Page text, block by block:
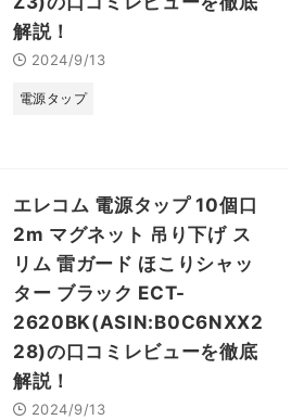
解説！
2024/9/13
電源タップ
エレコム 電源タップ 10個口
2m マグネット 吊り下げ ス
リム 雷ガード ほこりシャッ
ター ブラック ECT-
2620BK(ASIN:B0C6NXX2
28)の口コミレビューを徹底
解説！
2024/9/13